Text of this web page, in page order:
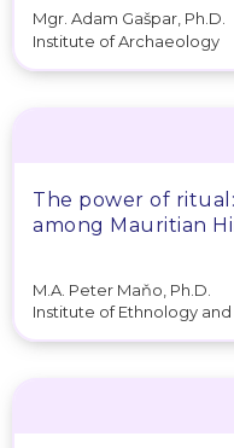
Mgr. Adam Gašpar, Ph.D.
Institute of Archaeology
The power of
among Mauritian
M.A. Peter Maňo, Ph.D.
Institute of Ethnology